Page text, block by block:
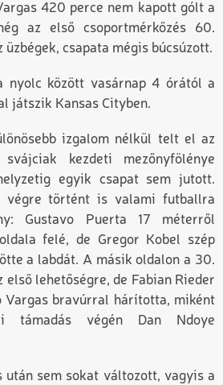
420 perce nem kapott gólt a
az első csoportmérkőzés 60.
üzbégek, csapata mégis búcsúzott.
nyolc között vasárnap 4 órától a
játszik Kansas Cityben.
izgalom nélkül telt el az
kezdeti mezőnyfölénye
egyik csapat sem jutott.
végre történt is valami futballra
Gustavo Puerta 17 méterről
felé, de Gregor Kobel szép
a labdát. A másik oldalon a 30.
lehetőségre, de Fabian Rieder
Vargas bravúrral hárította, miként
támadás végén Dan Ndoye
után sem sokat változott, vagyis a